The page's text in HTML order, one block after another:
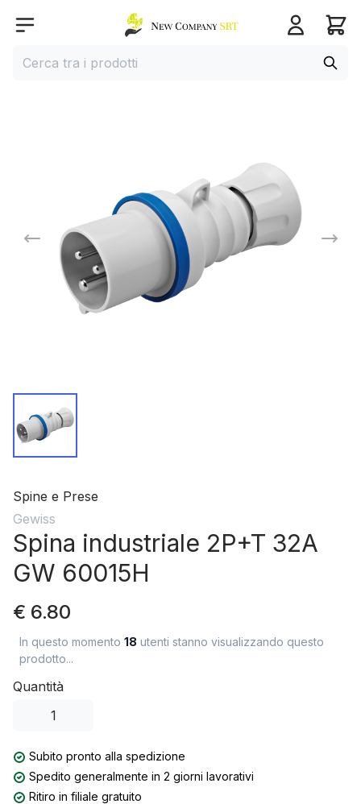
Open menu
Home page
Cerca
Spine e Prese
Gewiss
Spina industriale 2P+T 32A
GW 60015H
€ 6.80
In questo momento 18 utenti stanno visualizzando questo
prodotto...
Quantità
Subito pronto alla spedizione
Spedito generalmente in 2 giorni lavorativi
Ritiro in filiale gratuito